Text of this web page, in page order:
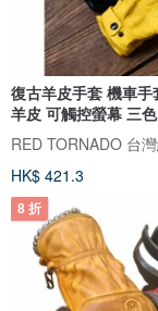
復古羊皮手套 機車手
羊皮 可觸控螢幕 三
RED TORNADO 台
HK$ 421.3
8 折